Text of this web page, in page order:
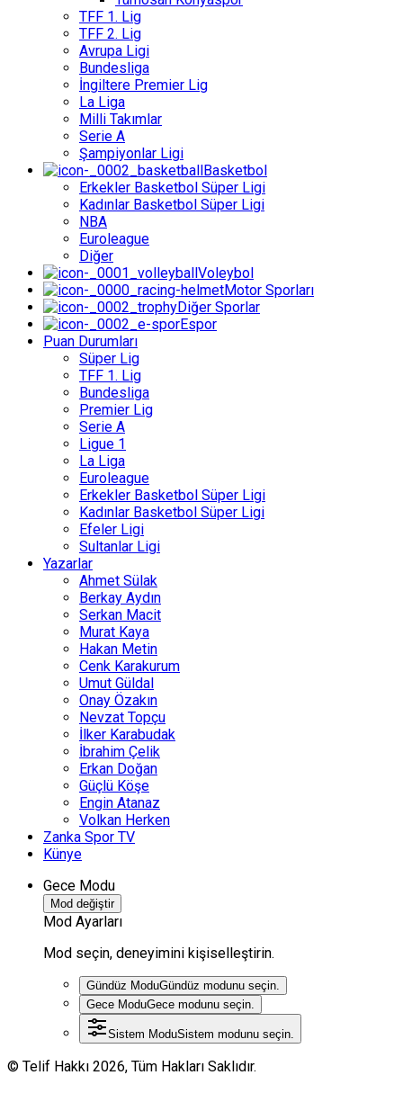
TFF 1. Lig
TFF 2. Lig
Avrupa Ligi
Bundesliga
İngiltere Premier Lig
La Liga
Milli Takımlar
Serie A
Şampiyonlar Ligi
Basketbol
Erkekler Basketbol Süper Ligi
Kadınlar Basketbol Süper Ligi
NBA
Euroleague
Diğer
Voleybol
Motor Sporları
Diğer Sporlar
Espor
Puan Durumları
Süper Lig
TFF 1. Lig
Bundesliga
Premier Lig
Serie A
Ligue 1
La Liga
Euroleague
Erkekler Basketbol Süper Ligi
Kadınlar Basketbol Süper Ligi
Efeler Ligi
Sultanlar Ligi
Yazarlar
Ahmet Sülak
Berkay Aydın
Serkan Macit
Murat Kaya
Hakan Metin
Cenk Karakurum
Umut Güldal
Onay Özakın
Nevzat Topçu
İlker Karabudak
İbrahim Çelik
Erkan Doğan
Güçlü Köşe
Engin Atanaz
Volkan Herken
Zanka Spor TV
Künye
Gece Modu
Mod değiştir
Mod Ayarları
Mod seçin, deneyimini kişiselleştirin.
Gündüz ModuGündüz modunu seçin.
Gece ModuGece modunu seçin.
Sistem ModuSistem modunu seçin.
© Telif Hakkı 2026, Tüm Hakları Saklıdır.